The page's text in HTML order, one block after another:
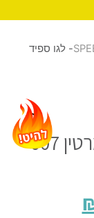
/ LEGO- לגו ספיד
LEGO- לגו ספיד אסטון מרטין 007